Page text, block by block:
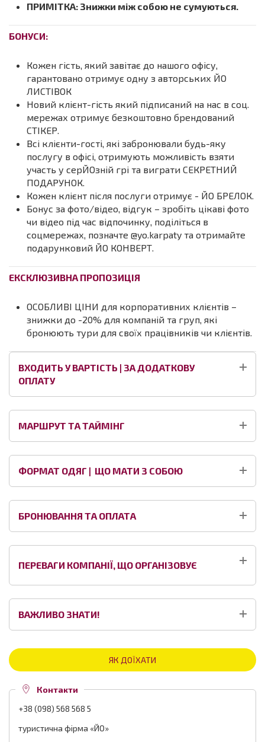
ПРИМІТКА: Знижки між собою не сумуються.
БОНУСИ:
Кожен гість, який завітає до нашого офісу,
гарантовано отримує одну з авторських ЙО
ЛИСТІВОК
Новий клієнт-гість який підписаний на нас в соц.
мережах отримує безкоштовно брендований
СТІКЕР.
Всі клієнти-гості, які забронювали будь-яку
послугу в офісі, отримують можливість взяти
участь у серЙОзній грі та виграти СЕКРЕТНИЙ
ПОДАРУНОК.
Кожен клієнт після послуги отримує - ЙО БРЕЛОК.
Бонус за фото/відео, відгук – зробіть цікаві фото
чи відео під час відпочинку, поділіться в
соцмережах, позначте @yo.karpaty та отримайте
подарунковий ЙО КОНВЕРТ.
ЕКСКЛЮЗИВНА ПРОПОЗИЦІЯ
ОСОБЛИВІ ЦІНИ для корпоративних клієнтів –
знижки до -20% для компаній та груп, які
бронюють тури для своїх працівників чи клієнтів.
ВХОДИТЬ У ВАРТІСТЬ | ЗА ДОДАТКОВУ
ОПЛАТУ
МАРШРУТ ТА ТАЙМІНГ
ФОРМАТ ОДЯГ | ЩО МАТИ З СОБОЮ
БРОНЮВАННЯ ТА ОПЛАТА
ПЕРЕВАГИ КОМПАНІЇ, ЩО ОРГАНІЗОВУЄ
ВАЖЛИВО ЗНАТИ!
ЯК ДОЇХАТИ
Контакти
+38 (098) 568 568 5
туристична фірма «ЙО»